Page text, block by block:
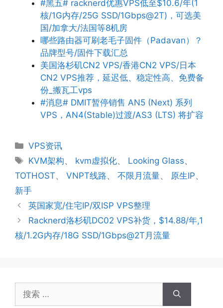
#黑五# racknerd优惠VPS低至$10.6/年(1
核/1G内存/25G SSD/1Gbps@2T)，可选美
国/加拿大/法国等8机房
哪些路由器可刷老毛子固件（Padavan）？
品牌型号/固件下载汇总
美国洛杉矶CN2 VPS/香港CN2 VPS/日本
CN2 VPS推荐，延迟低、稳定性高、免费备
份_搬瓦工vps
#消息# DMIT暂停销售 AN5 (Next) 系列
VPS，AN4(Stable)过渡/AS3 (LTS) 将扩容
分
类
VPS资讯
标
签
KVM架构、 kvm虚拟化、 Looking Glass、
TOTHOST、 VNPT线路、 不限月流量、 原生IP、
新手
英国家宽/住宅IP/双ISP VPS整理
Racknerd洛杉矶DC02 VPS补货，$14.88/年,1
核/1.2G内存/18G SSD/1Gbps@2T月流量
索：